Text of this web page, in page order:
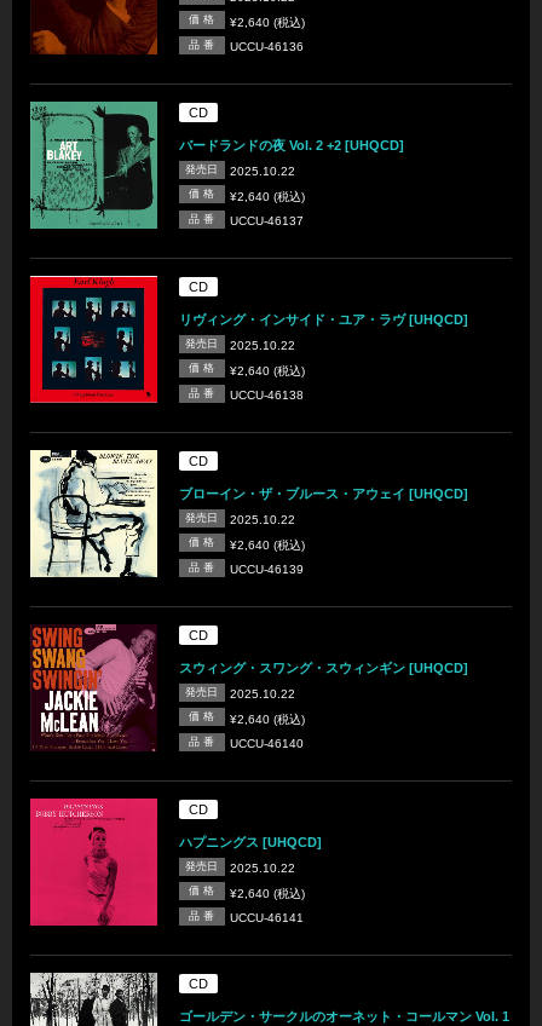
価 格 ¥2,640 (税込)
品 番 UCCU-46136
CD
バードランドの夜 Vol. 2 +2 [UHQCD]
発売日 2025.10.22
価 格 ¥2,640 (税込)
品 番 UCCU-46137
CD
リヴィング・インサイド・ユア・ラヴ [UHQCD]
発売日 2025.10.22
価 格 ¥2,640 (税込)
品 番 UCCU-46138
CD
ブローイン・ザ・ブルース・アウェイ [UHQCD]
発売日 2025.10.22
価 格 ¥2,640 (税込)
品 番 UCCU-46139
CD
スウィング・スワング・スウィンギン [UHQCD]
発売日 2025.10.22
価 格 ¥2,640 (税込)
品 番 UCCU-46140
CD
ハプニングス [UHQCD]
発売日 2025.10.22
価 格 ¥2,640 (税込)
品 番 UCCU-46141
CD
ゴールデン・サークルのオーネット・コールマン Vol. 1